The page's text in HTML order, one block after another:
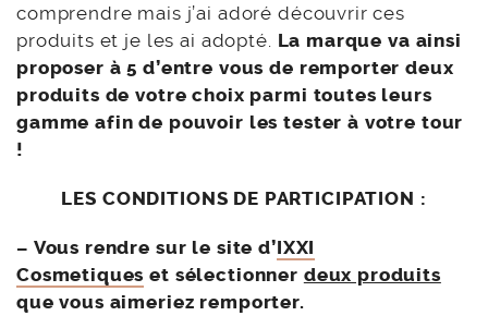
comprendre mais j’ai adoré découvrir ces
produits et je les ai adopté. La marque va ainsi
proposer à 5 d’entre vous de remporter deux
produits de votre choix parmi toutes leurs
gamme afin de pouvoir les tester à votre tour
!
LES CONDITIONS DE PARTICIPATION :
– Vous rendre sur le site d’IXXI
Cosmetiques et sélectionner deux produits
que vous aimeriez remporter.